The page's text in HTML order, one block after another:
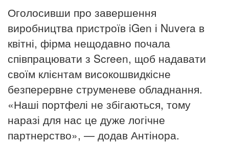
Оголосивши про завершення
виробництва пристроїв iGen і Nuvera в
квітні, фірма нещодавно почала
співпрацювати з Screen, щоб надавати
своїм клієнтам високошвидкісне
безперервне струменеве обладнання.
«Наші портфелі не збігаються, тому
наразі для нас це дуже логічне
партнерство», — додав Антінора.